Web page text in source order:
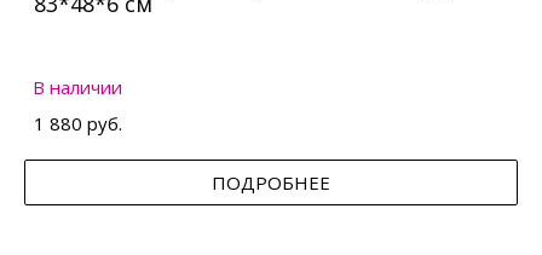
В наличии
1 880 руб.
ПОДРОБНЕЕ